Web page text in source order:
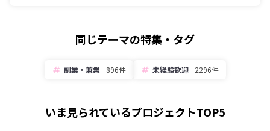
同じテーマの特集・タグ
副業・兼業 896件 未経験歓迎 2296件
いま見られているプロジェクトTOP5